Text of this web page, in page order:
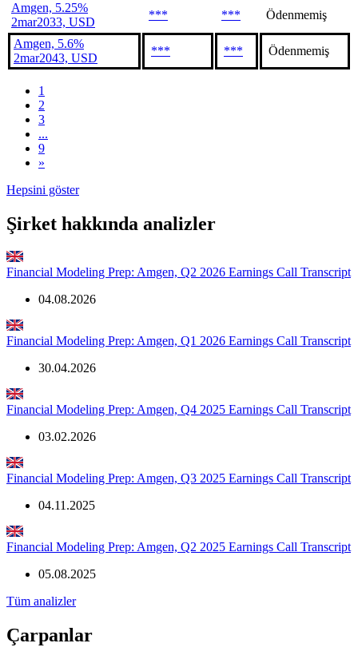
Amgen, 5.25%
2mar2033, USD
*** *** Ödenmemiş
Amgen, 5.6%
2mar2043, USD
*** *** Ödenmemiş
1
2
3
...
9
»
Hepsini göster
Şirket hakkında analizler
Financial Modeling Prep: Amgen, Q2 2026 Earnings Call Transcript
04.08.2026
Financial Modeling Prep: Amgen, Q1 2026 Earnings Call Transcript
30.04.2026
Financial Modeling Prep: Amgen, Q4 2025 Earnings Call Transcript
03.02.2026
Financial Modeling Prep: Amgen, Q3 2025 Earnings Call Transcript
04.11.2025
Financial Modeling Prep: Amgen, Q2 2025 Earnings Call Transcript
05.08.2025
Tüm analizler
Çarpanlar